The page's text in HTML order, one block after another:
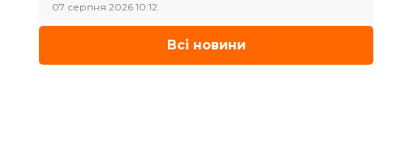
07 серпня 2026 10:12
Всі новини